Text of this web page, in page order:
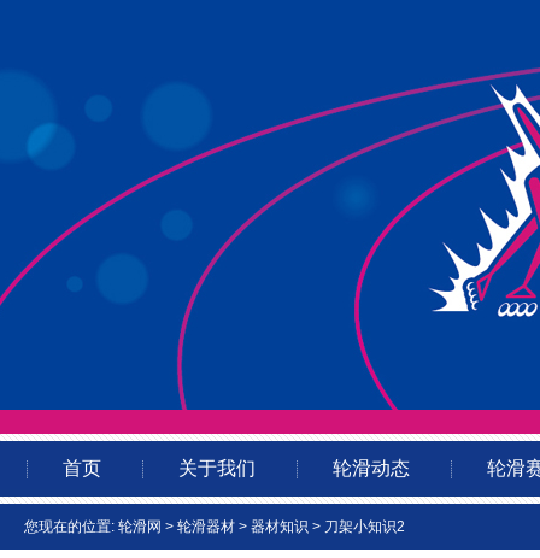
首页 关于我们 轮滑动态 轮滑
您现在的位置: 轮滑网 > 轮滑器材 > 器材知识 > 刀架小知识2